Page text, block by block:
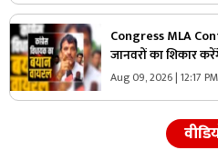
Congress MLA
जानवरों का शिकार
ने दिया विवादित बयान,
Aug 09, 2026 | 12:17 PM